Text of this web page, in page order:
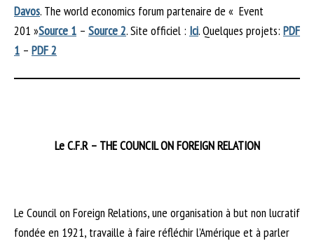
Davos. The world economics forum partenaire de « Event
201 »Source 1 – Source 2. Site officiel : Ici. Quelques projets: PDF
1 – PDF 2
Le C.F.R – THE COUNCIL ON FOREIGN RELATION
Le Council on Foreign Relations, une organisation à but non lucratif
fondée en 1921, travaille à faire réfléchir l’Amérique et à parler